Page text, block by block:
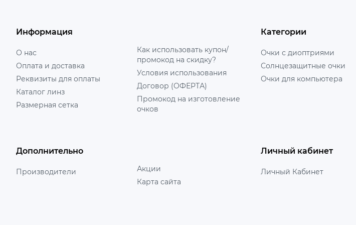
Информация
О нас
Оплата и доставка
Реквизиты для оплаты
Каталог линз
Размерная сетка
Как использовать купон/
промокод на скидку?
Условия использования
Договор (ОФЕРТА)
Промокод на изготовление
очков
Категории
Очки с диоптриями
Солнцезащитные очки
Очки для компьютера
Дополнительно
Производители
Акции
Карта сайта
Личный кабинет
Личный Кабинет